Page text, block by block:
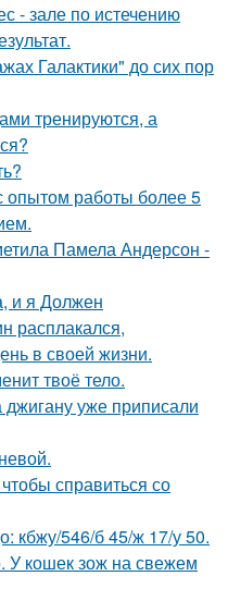
- зале по истечению
Галактики" до сих пор
тренируются, а
опытом работы более 5
Памела Андерсон -
и я Должен
расплакался,
в своей жизни.
твоё тело.
джигану уже приписали
справиться со
кбжу/546/б 45/ж 17/у 50.
кошек зож на свежем